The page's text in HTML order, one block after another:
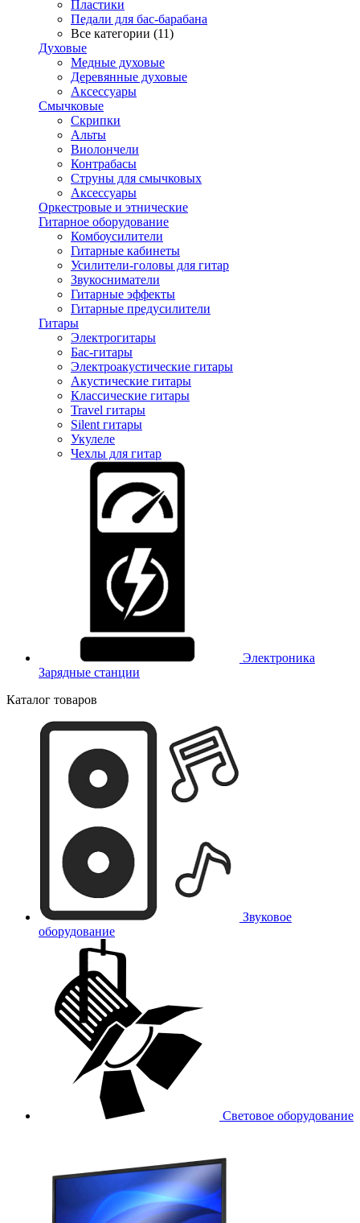
Пластики
Педали для бас-барабана
Все категории (11)
Духовые
Медные духовые
Деревянные духовые
Аксессуары
Смычковые
Скрипки
Альты
Виолончели
Контрабасы
Струны для смычковых
Аксеcсуары
Оркестровые и этнические
Гитарное оборудование
Комбоусилители
Гитарные кабинеты
Усилители-головы для гитар
Звукосниматели
Гитарные эффекты
Гитарные предусилители
Гитары
Электрогитары
Бас-гитары
Электроакустические гитары
Акустические гитары
Классические гитары
Travel гитары
Silent гитары
Укулеле
Чехлы для гитар
Электроника
Зарядные станции
Каталог товаров
Звуковое
оборудование
Световое оборудование